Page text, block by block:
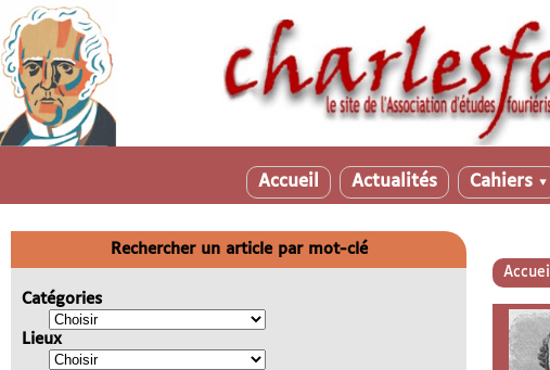
Accueil Actualités Cahiers ▼
Accueil
Rechercher un article par mot-clé
Catégories
Lieux